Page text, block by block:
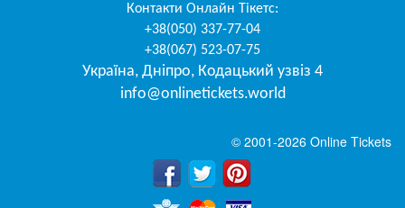
Контакти Онлайн Тікетс:
+38(050) 337-77-04
+38(067) 523-07-75
Україна, Дніпро, Кодацький узвіз 4
info@onlinetickets.world
© 2001-2026 Online Tickets